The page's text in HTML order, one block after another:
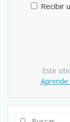
Recibir
Este